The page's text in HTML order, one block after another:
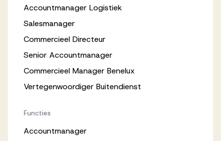
Accountmanager Logistiek
Salesmanager
Commercieel Directeur
Senior Accountmanager
Commercieel Manager Benelux
Vertegenwoordiger Buitendienst
Functies
Accountmanager